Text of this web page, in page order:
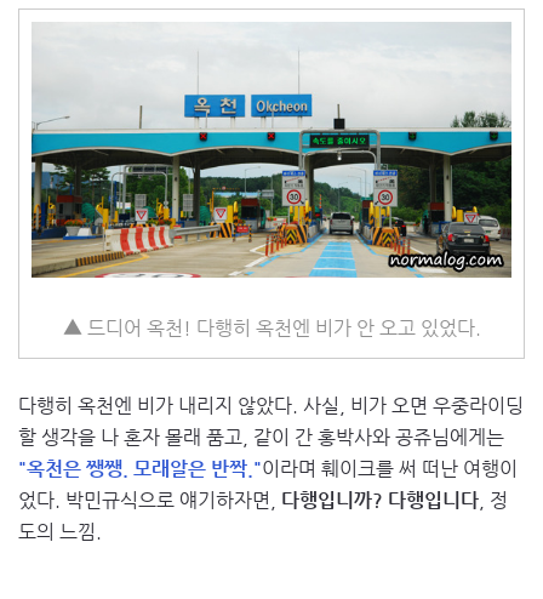
▲ 드디어 옥천! 다행히 옥천엔 비가 안 오고 있었다.
다행히 옥천엔 비가 내리지 않았다. 사실, 비가 오면 우중라이딩
할 생각을 나 혼자 몰래 품고, 같이 간 홍박사와 공쥬님에게는
"옥천은 쨍쨍. 모래알은 반짝."이라며 훼이크를 써 떠난 여행이
었다. 박민규식으로 얘기하자면, 다행입니까? 다행입니다 , 정
도의 느낌.